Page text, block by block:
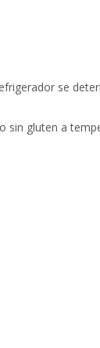
se
sin gluten a